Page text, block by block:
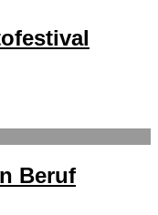
Beruf